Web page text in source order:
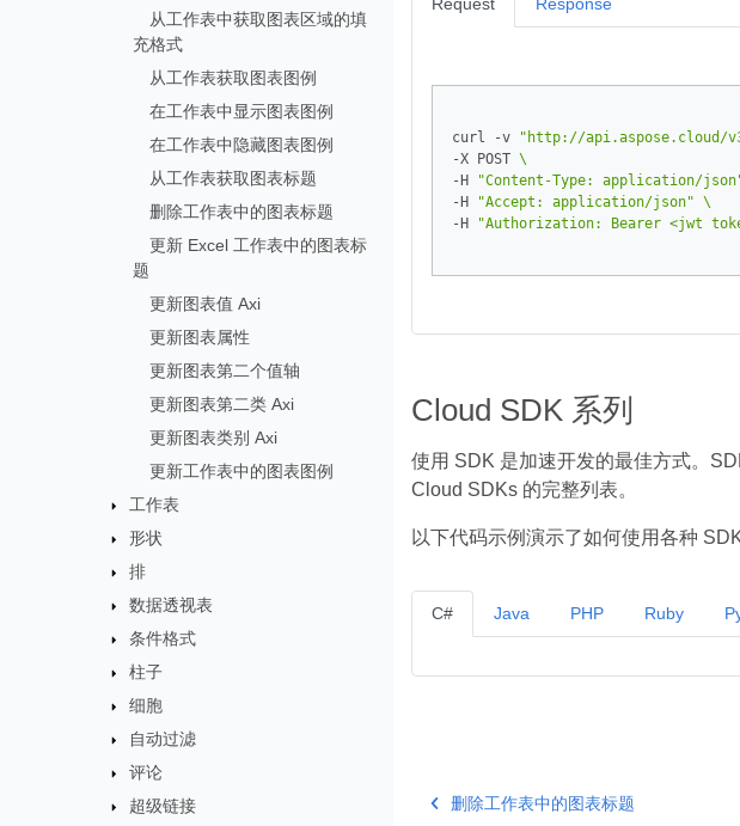
从工作表中获取图表区域的填
充格式
从工作表获取图表图例
在工作表中显示图表图例
在工作表中隐藏图表图例
从工作表获取图表标题
删除工作表中的图表标题
更新 Excel 工作表中的图表标
题
更新图表值 Axi
更新图表属性
更新图表第二个值轴
更新图表第二类 Axi
更新图表类别 Axi
更新工作表中的图表图例
工作表
形状
排
数据透视表
条件格式
柱子
细胞
自动过滤
评论
超级链接
curl -v "http://api.aspose.cloud/
-X POST
-H
"Content-Type: application/
-H
"Accept: application/json"
-H
"Authorization: Bearer <jwt
Cloud SDK 系列
使用 SDK 是加速开发的最佳方式。
Cloud SDKs 的完整列表。
以下代码示例演示了如何使用各种
C# Java PHP Ruby
删除工作表中的图表标题